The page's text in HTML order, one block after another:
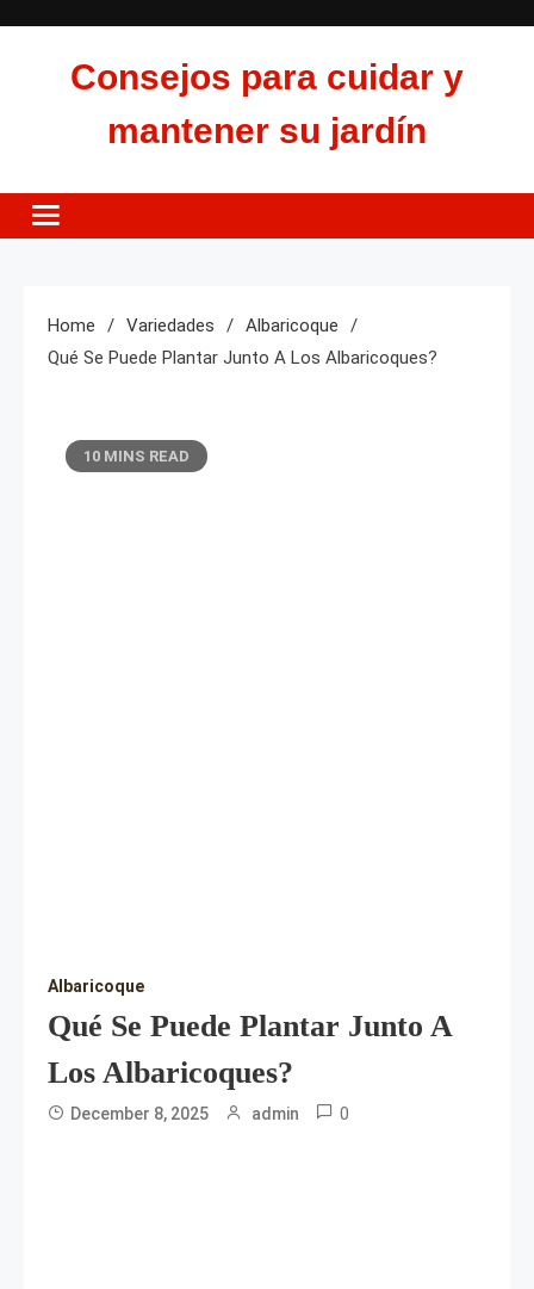
Consejos para cuidar y
mantener su jardín
Home Variedades
Albaricoque
Qué Se Puede Plantar Junto A Los Albaricoques?
10 MINS READ
Albaricoque
Qué Se Puede Plantar Junto A
Los Albaricoques?
December 8, 2025 admin 0